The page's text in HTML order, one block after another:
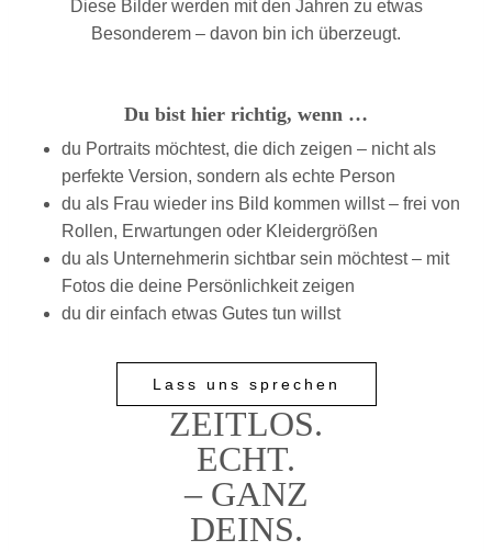
Diese Bilder werden mit den Jahren zu etwas
Besonderem – davon bin ich überzeugt.
Du bist hier richtig, wenn …
du Portraits möchtest, die dich zeigen – nicht als
perfekte Version, sondern als echte Person
du als Frau wieder ins Bild kommen willst – frei von
Rollen, Erwartungen oder Kleidergrößen
du als Unternehmerin sichtbar sein möchtest – mit
Fotos die deine Persönlichkeit zeigen
du dir einfach etwas Gutes tun willst
Lass uns sprechen
ZEITLOS.
ECHT.
– GANZ
DEINS.